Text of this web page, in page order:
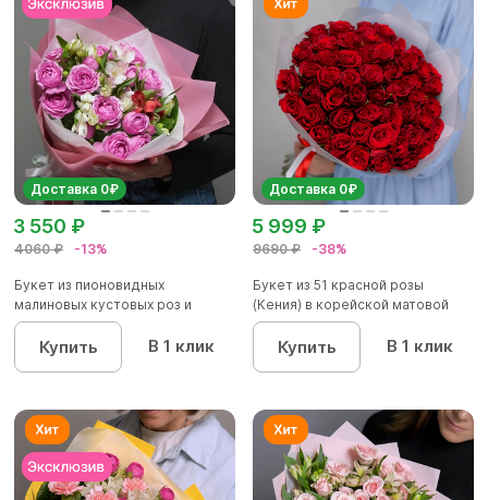
Доставка 0₽
4060 ₽ -13%
3 550 ₽
Букет из пионовидных
малиновых кустовых роз и
альстроме...
Купить В 1 клик
Доставка 0₽
9690 ₽ -38%
5 999 ₽
Букет из 51 красной розы
(Кения) в корейской матовой
уп...
Купить В 1 клик